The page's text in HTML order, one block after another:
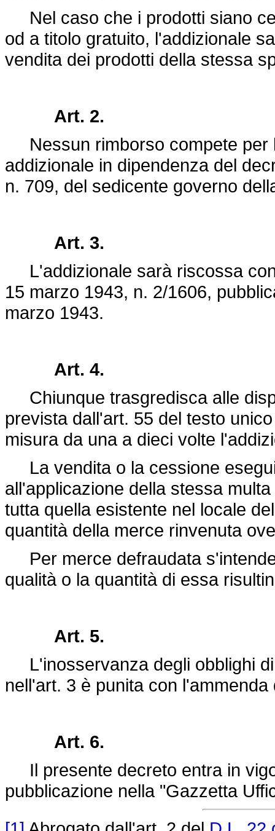
Nel caso che i prodotti siano
od a titolo gratuito, l'addizionale
vendita dei prodotti della stessa
Art. 2.
Nessun rimborso compete per
addizionale in dipendenza del
n. 709, del sedicente governo
Art. 3.
L'addizionale sarà riscossa
15 marzo 1943, n. 2/1606,
marzo 1943.
Art. 4.
Chiunque trasgredisca alle
prevista dall'art. 55 del testo
misura da una a dieci volte
La vendita o la cessione
all'applicazione della stessa
tutta quella esistente nel locale
quantità della merce rinvenuta
Per merce defraudata
qualità o la quantità di essa
Art. 5.
L'inosservanza degli obblighi
nell'art. 3 è punita con
Art. 6.
Il presente decreto entra in
pubblicazione nella "Gazzetta